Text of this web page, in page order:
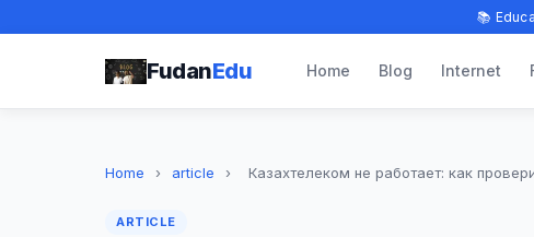
📚
FudanEdu Home Blog Internet
Home › article › Казахтелеком не работает: как
ARTICLE